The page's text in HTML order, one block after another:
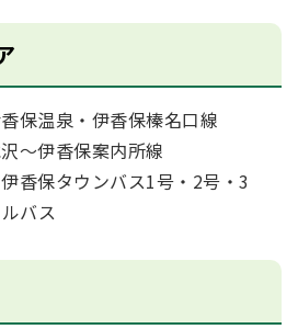
保温泉・伊香保榛名口線
～伊香保案内所線
香保タウンバス1号・2号・3
バス